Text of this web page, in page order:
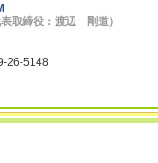
取締役：渡辺 剛道）
26-5148